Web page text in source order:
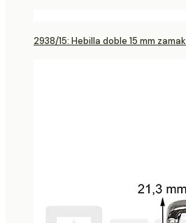
2938/15: Hebilla doble 15 mm zamak